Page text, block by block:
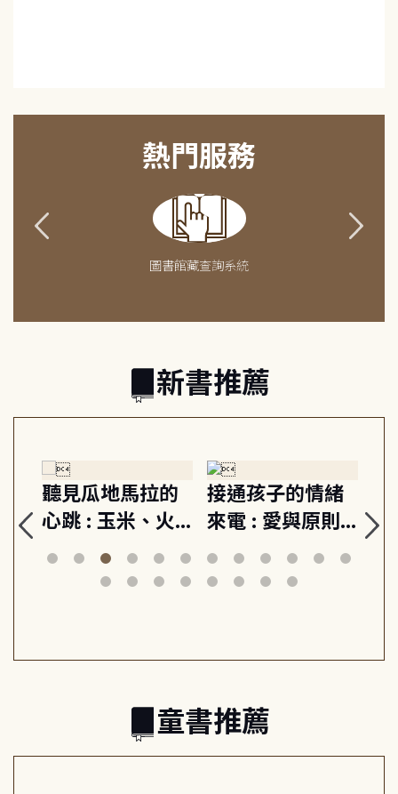
熱門服務
圖書館藏查詢系統
新書推薦
聽見瓜地馬拉的
心跳 : 玉米、火
山與信仰, 外交官
筆下的現代馬雅
接通孩子的情緒
來電 : 愛與原則,
建立教養的安定
節奏 22個行動練
關
童書推薦